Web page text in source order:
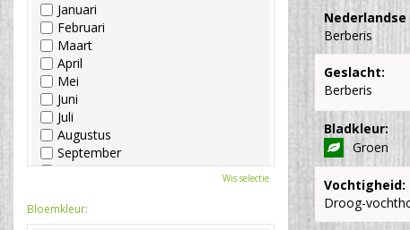
Nederlandse
Berberis
Geslacht:
Berberis
Bladkleur:
Groen
Vochtigheid:
Droog-
Januari
Februari
Maart
April
Mei
Juni
Juli
Augustus
September
Oktober
December
Wis selectie
Bloemkleur: